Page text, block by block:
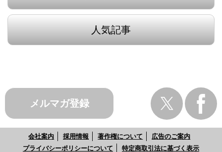
人気記事
メルマガ登録
会社案内 採用情報 著作権について
広告のご案内
プライバシーポリシーについて
特定商取引法に基づく表示